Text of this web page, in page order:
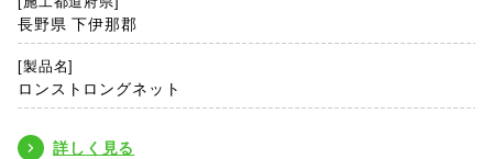
長野県 下伊那郡
[製品名]
ロンストロングネット
詳しく見る